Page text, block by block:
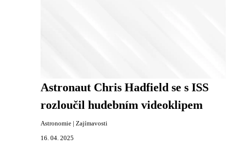
Astronaut Chris Hadfield se s ISS
rozloučil hudebním videoklipem
Astronomie | Zajímavosti
16. 04. 2025